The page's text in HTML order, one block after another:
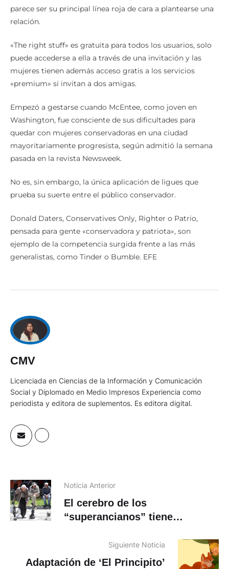
parece ser su principal línea roja de cara a plantearse una
relación.
«The right stuff» es gratuita para todos los usuarios, solo
puede accederse a ella a través de una invitación y las
mujeres tienen además acceso gratis a los servicios
«premium» si invitan a dos amigas.
Empezó a gestarse cuando McEntee, como joven en
Washington, fue consciente de sus dificultades para
quedar con mujeres conservadoras en una ciudad
mayoritariamente progresista, según admitió la semana
pasada en la revista Newsweek.
No es, sin embargo, la única aplicación de ligues que
prueba su suerte entre el público conservador.
Donald Daters, Conservatives Only, Righter o Patrio,
pensada para gente «conservadora y patriota», son
ejemplo de la competencia surgida frente a las más
generalistas, como Tinder o Bumble. EFE
CMV
Licenciada en Ciencias de la Información y Comunicación
Social y Diplomado en Medio Impresos Experiencia como
periodista y editora de suplementos. Es editora digital.
Noticia Anterior
El cerebro de los
“superancianos” tiene
Siguiente Noticia
Adaptación de ‘El Principito’